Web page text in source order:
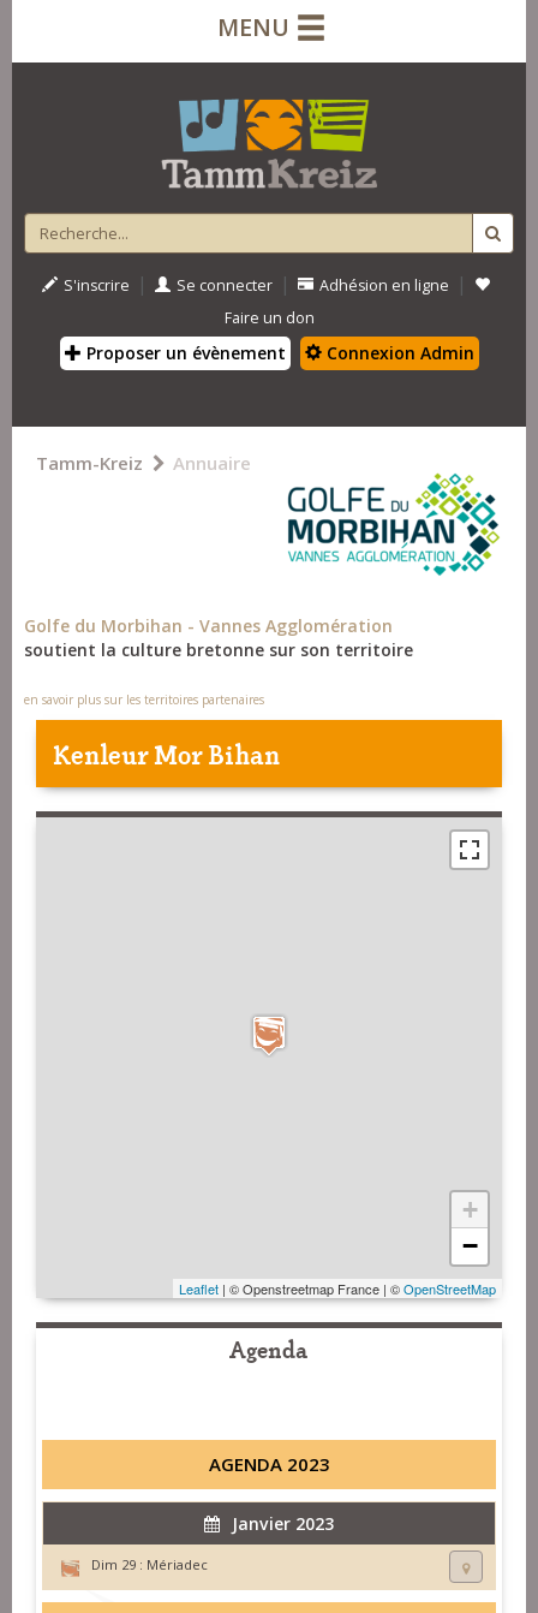
MENU
S'inscrire | Se connecter | Adhésion en ligne |
Faire un don
Proposer un évènement Connexion Admin
Tamm-Kreiz Annuaire
Golfe du Morbihan - Vannes Agglomération
soutient la culture bretonne sur son territoire
en savoir plus sur les territoires partenaires
Kenleur Mor Bihan
+
−
Leaflet | © Openstreetmap France | ©OpenStreetMap
Agenda
AGENDA 2023
Janvier 2023
Dim 29 : Mériadec